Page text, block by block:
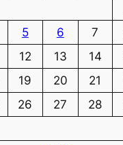
5 6 7
12 13 14
19 20 21
26 27 28